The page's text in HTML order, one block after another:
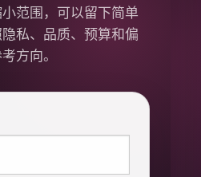
范围，可以留下简单
私、品质、预算和偏
方向。